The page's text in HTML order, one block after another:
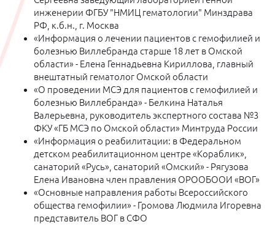
инженерии ФГБУ "НМИЦ гематологии" Минздрава
РФ, к.б.н., г. Москва
«Информация о лечении пациентов с гемофилией и
болезнью Виллебранда старше 18 лет в Омской
области» - Елена Геннадьевна Кириллова, главный
внештатный гематолог Омской области
«О проведении МСЭ для пациентов с гемофилией и
болезнью Виллебранда» - Белкина Наталья
Валерьевна, руководитель экспертного состава №3
ФКУ «ГБ МСЭ по Омской области» Минтруда России
«Информация о реабилитации: в Федеральном
детском реабилитационном центре «Кораблик»,
санаторий «Русь», санаторий «Омский» - Рягузова
Елена Ивановна член правления ОРООБООИ «ВОГ»
«Основные направления работы Всероссийского
общества гемофилии» - Громова Людмила Игоревна
представитель ВОГ в СФО